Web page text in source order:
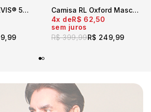
CALCA JEANS LEVIS® 505® REGULAR AZUL ESCURO Camisa RL Oxford Masculina Manga Curta Mescla Escuro
R$ 399,99R$ 249,99
4x
R$ 62,50
sem juros